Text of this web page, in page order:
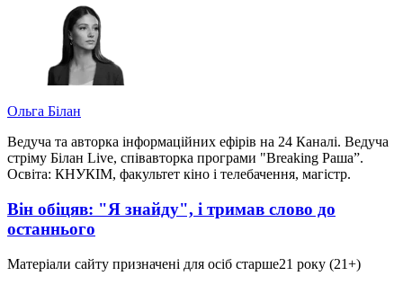
Ольга Білан
Ведуча та авторка інформаційних ефірів на 24 Каналі. Ведуча
стріму Білан Live, співавторка програми "Breaking Раша”.
Освіта: КНУКІМ, факультет кіно і телебачення, магістр.
Він обіцяв: "Я знайду", і тримав слово до
останнього
Матеріали сайту призначені для осіб старше21 року (21+)